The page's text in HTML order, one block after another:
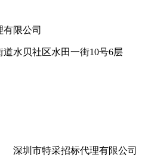
限公司
水贝社区水田一街10号6层
深圳市特采招标代理有限公司